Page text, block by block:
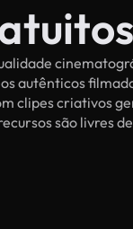
autênticos
clipes criativos
são livres